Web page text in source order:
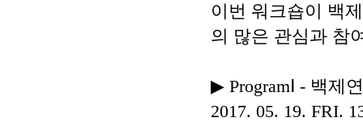
이번 워크숍이 백
의 많은 관심과 참
▶ ProgramⅠ - 백제
2017. 05. 19. FRI.